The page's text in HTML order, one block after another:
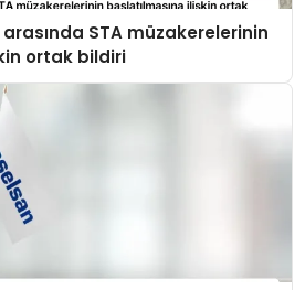
STA müzakerelerinin
ortak bildiri